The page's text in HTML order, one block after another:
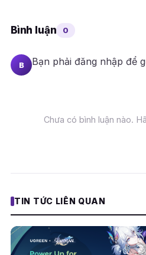
Bình luận 0
B Bạn phải đăng nhập để
Chưa có bình luận nào.
TIN TỨC LIÊN QUAN